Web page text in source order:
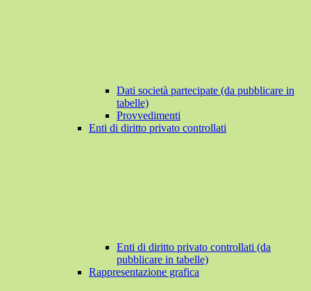
Dati società partecipate (da pubblicare in
tabelle)
Provvedimenti
Enti di diritto privato controllati
Enti di diritto privato controllati (da
pubblicare in tabelle)
Rappresentazione grafica